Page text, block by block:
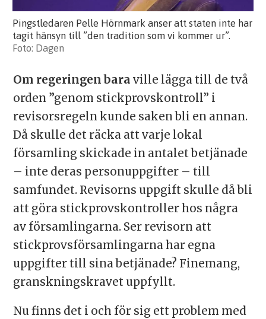
Pingstledaren Pelle Hörnmark anser att staten inte har
tagit hänsyn till ”den tradition som vi kommer ur”.
Dagen
Om regeringen bara ville lägga till de två
orden ”genom stickprovskontroll” i
revisorsregeln kunde saken bli en annan.
Då skulle det räcka att varje lokal
församling skickade in antalet betjänade
– inte deras personuppgifter – till
samfundet. Revisorns uppgift skulle då bli
att göra stickprovskontroller hos några
av församlingarna. Ser revisorn att
stickprovsförsamlingarna har egna
uppgifter till sina betjänade? Finemang,
granskningskravet uppfyllt.
Nu finns det i och för sig ett problem med